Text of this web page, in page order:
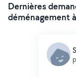
Dernières
déménagement